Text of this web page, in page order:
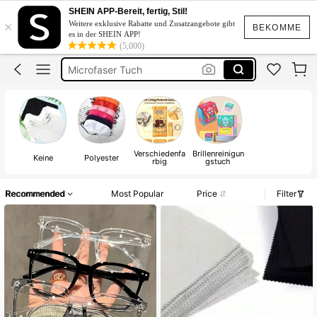
BEKOMME
×
SHEIN APP-Bereit, fertig, Stil!
Weitere exklusive Rabatte und Zusatzangebote gibt
es in der SHEIN APP!
(5,000)
Brillenputztücher
Brillen Tuch
Microfaser Tuch
Brillenputztuch Microfaser
Brillentücher
Brillenputztücher
Keine Polyester Verschiedenfa
rbig
Brillenreinigun
gstuch
Recommended Most Popular Price Filter